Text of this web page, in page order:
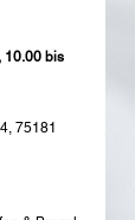
10.00 bis
75181